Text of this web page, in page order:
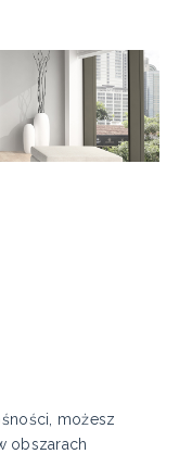
możesz
obszarach